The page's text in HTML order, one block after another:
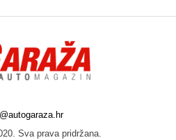
Sva prava pridržana.